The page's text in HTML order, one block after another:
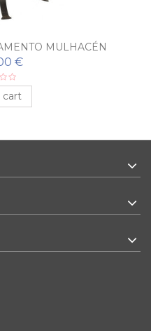
MULHACÉN
€
cart